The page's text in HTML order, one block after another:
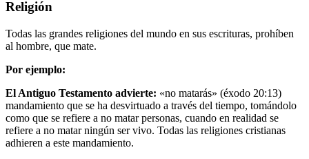
Religión
Todas las grandes religiones del mundo en sus escrituras, prohíben
al hombre, que mate.
Por ejemplo:
El Antiguo Testamento advierte: «no matarás» (éxodo 20:13)
mandamiento que se ha desvirtuado a través del tiempo, tomándolo
como que se refiere a no matar personas, cuando en realidad se
refiere a no matar ningún ser vivo. Todas las religiones cristianas
adhieren a este mandamiento.